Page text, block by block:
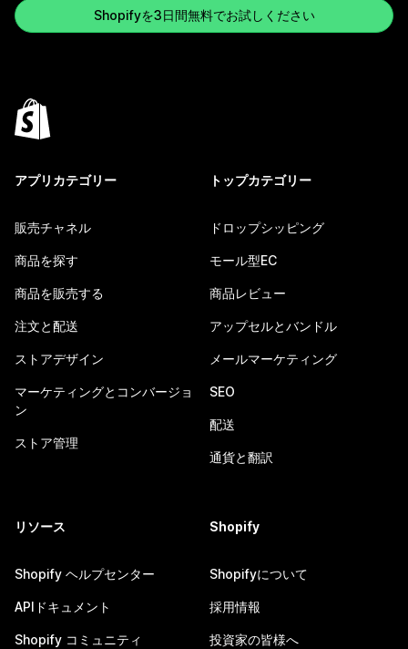
Shopifyを3日間無料でお試しください
アプリカテゴリー
販売チャネル
商品を探す
商品を販売する
注文と配送
ストアデザイン
マーケティングとコンバージョ
ン
ストア管理
トップカテゴリー
ドロップシッピング
モール型EC
商品レビュー
アップセルとバンドル
メールマーケティング
SEO
配送
通貨と翻訳
リソース
Shopify ヘルプセンター
APIドキュメント
Shopify コミュニティ
Shopify
Shopifyについて
採用情報
投資家の皆様へ